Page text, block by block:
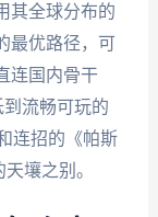
其全球分布的
最优路径，可
连国内骨干
到流畅可玩的
连招的《帕斯
壤之别。